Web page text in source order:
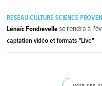
RÉSEAU CULTURE SCIENCE
Lénaïc Fondrevellese rendra à
captation vidéo et formats "Live"